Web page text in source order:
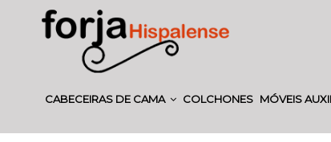
CABECEIRAS DE CAMA COLCHONES MÓVEIS